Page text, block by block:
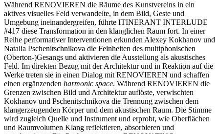
Während RENOVIEREN die Räume des Kunstvereins in ein
aktives visuelles Feld verwandelte, in dem Bild, Geste und
Umgebung ineinandergreifen, führte ITINERANT INTERLUDE
#417 diese Transformation in den klanglichen Raum fort. In einer
Reihe performativer Interventionen erkunden Alexey Kokhanov und
Natalia Pschenitschnikova die Feinheiten des multiphonischen
(Oberton-)Gesangs und aktivieren die Ausstellung als akustisches
Feld. Im direkten Bezug mit der Architektur und in Reaktion auf die
Werke treten sie in einen Dialog mit RENOVIEREN und schaffen
einen ergänzenden harmonic space. Während RENOVIEREN die
Grenzen zwischen Bild und Architektur auflöste, verwischten
Kokhanov und Pschenitschnikova die Trennung zwischen dem
klangerzeugenden Körper und dem akustischen Raum. Die Stimme
wird zugleich Quelle und Instrument und erprobt, wie Oberflächen
und Raumvolumen Klang reflektieren, absorbieren und